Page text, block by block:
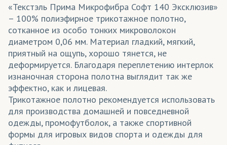
«Текстэль Прима Микрофибра Софт 140 Эксклюзив»
– 100% полиэфирное трикотажное полотно,
сотканное из особо тонких микроволокон
диаметром 0,06 мм. Материал гладкий, мягкий,
приятный на ощупь, хорошо тянется, не
деформируется. Благодаря переплетению интерлок
изнаночная сторона полотна выглядит так же
эффектно, как и лицевая.
Трикотажное полотно рекомендуется использовать
для производства домашней и повседневной
одежды, промофутболок, а также спортивной
формы для игровых видов спорта и одежды для